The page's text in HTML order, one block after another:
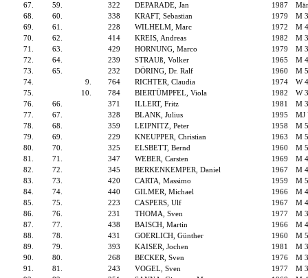
67.
59. 322 DEPARADE, Jan 1987
68.
60. 338 KRAFT, Sebastian 1979
M
69.
61. 228 WILHELM, Marc 1972
M
70.
62. 414 KREIS, Andreas 1982
M
71.
63. 429 HORNUNG, Marco 1979
M
72.
64. 239 STRAUß, Volker 1965
M
73.
65. 232 DÖRING, Dr. Ralf 1960
M
74.
9. 764 RICHTER, Claudia 1974
W
75.
10. 784 BIERTÜMPFEL, Viola 1982
W
76.
66. 371 ILLERT, Fritz 1981
M
77.
67. 328 BLANK, Julius 1995
MJ
78.
68. 359 LEIPNITZ, Peter 1958
M
79.
69. 229 KNEUPPER, Christian 1963
M
80.
70. 325 ELSBETT, Bernd 1960
M
81.
71. 347 WEBER, Carsten 1969
M
82.
72. 345 BERKENKEMPER, Daniel 1967
M
83.
73. 420 CARTA, Massimo 1959
M
84.
74. 440 GILMER, Michael 1966
M
85.
75. 223 CASPERS, Ulf 1967
M
86.
76. 231 THOMA, Sven 1977
M
87.
77. 438 BAISCH, Martin 1966
M
88.
78. 431 GOERLICH, Günther 1960
M
89.
79. 393 KAISER, Jochen 1981
M
90.
80. 268 BECKER, Sven 1976
M
91.
81. 243 VOGEL, Sven 1977
M